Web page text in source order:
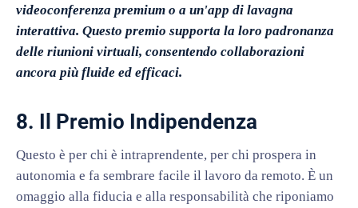
videoconferenza premium o a un'app di lavagna
interattiva. Questo premio supporta la loro padronanza
delle riunioni virtuali, consentendo collaborazioni
ancora più fluide ed efficaci.
8. Il Premio Indipendenza
Questo è per chi è intraprendente, per chi prospera in
autonomia e fa sembrare facile il lavoro da remoto. È un
omaggio alla fiducia e alla responsabilità che riponiamo